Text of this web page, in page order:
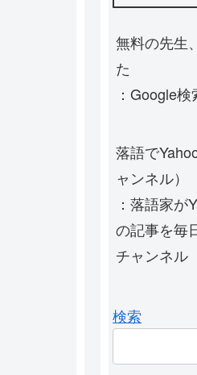
無料の先生
た
：Google検
落語で
ャンネル）
：落語家が
の記事を毎
チャンネル
検索